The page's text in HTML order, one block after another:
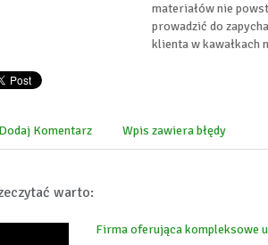
materiałów nie
prowadzić do
klienta w kawałkach
Dodaj Komentarz Wpis zawiera błędy
warto:
Firma oferująca kompleksowe